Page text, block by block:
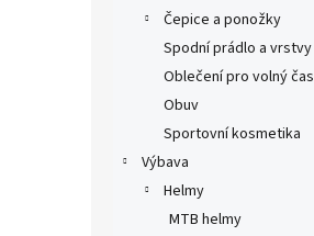
Čepice a ponožky
Spodní prádlo a vrstvy
Oblečení pro volný čas
Obuv
Sportovní kosmetika
Výbava
Helmy
MTB helmy